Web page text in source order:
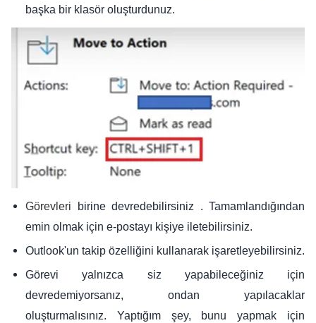
başka bir klasör oluşturdunuz.
Görevleri birine devredebilirsiniz . Tamamlandığından
emin olmak için e-postayı kişiye iletebilirsiniz.
Outlook'un takip özelliğini kullanarak işaretleyebilirsiniz.
Görevi yalnızca siz yapabileceğiniz için
devredemiyorsanız, ondan yapılacaklar
oluşturmalısınız. Yaptığım şey, bunu yapmak için